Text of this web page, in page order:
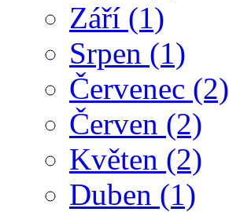
Září (1)
Srpen (1)
Červenec (2)
Červen (2)
Květen (2)
Duben (1)